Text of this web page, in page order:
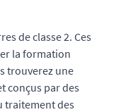
de classe 2. Ces
la formation
trouverez une
conçus par des
traitement des